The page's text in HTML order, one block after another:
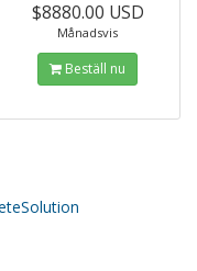
$8880.00 USD
Månadsvis
Beställ nu